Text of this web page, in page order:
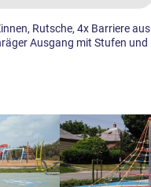
Rutsche, 4x Barriere aus
Ausgang mit Stufen und